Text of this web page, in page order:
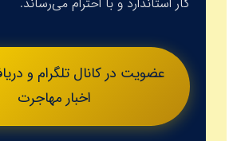
عضویت در کانال تلگرام و
اخبار مهاجرت